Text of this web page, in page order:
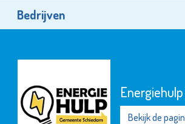
Bedrijven
Bekijk de